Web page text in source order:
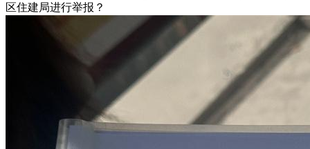
区住建局进行举报？